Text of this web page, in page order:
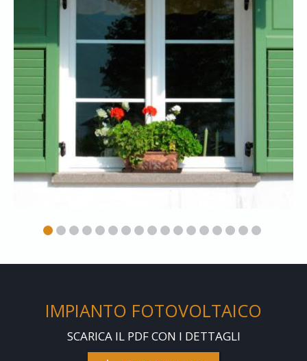
IMPIANTO FOTOVOLTAICO
SCARICA IL PDF CON I DETTAGLI